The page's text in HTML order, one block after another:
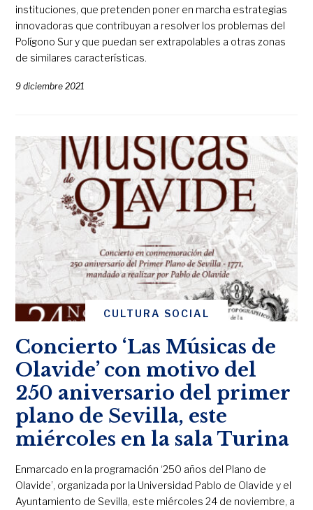
instituciones, que pretenden poner en marcha estrategias
innovadoras que contribuyan a resolver los problemas del
Polígono Sur y que puedan ser extrapolables a otras zonas
de similares características.
9 diciembre 2021
CULTURA SOCIAL
Concierto ‘Las Músicas de
Olavide’ con motivo del
250 aniversario del primer
plano de Sevilla, este
miércoles en la sala Turina
Enmarcado en la programación ‘250 años del Plano de
Olavide’, organizada por la Universidad Pablo de Olavide y el
Ayuntamiento de Sevilla, este miércoles 24 de noviembre, a